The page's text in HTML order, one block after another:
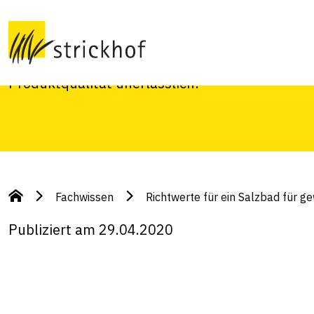
gewerbliche
Die regelmässige Kontrolle der Richtwerte
Produktqualität unerlässlich!
Fachwissen Richtwerte für ein Salzbad für
Publiziert am 29.04.2020